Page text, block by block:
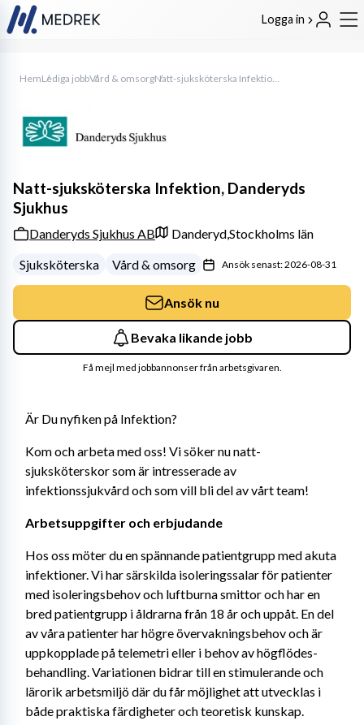
Logga in
HemLediga jobbVård & omsorg Natt-sjuksköterska Infektion, Danderyds Sjukhus
Är Du nyfiken på Infektion?
Kom och arbeta med oss! Vi söker nu natt-
sjuksköterskor som är intresserade av
infektionssjukvård och som vill bli del av vårt team!
Arbetsuppgifter och erbjudande
Hos oss möter du en spännande patientgrupp med akuta
infektioner. Vi har särskilda isoleringssalar för patienter
med isoleringsbehov och luftburna smittor och har en
bred patientgrupp i åldrarna från 18 år och uppåt. En del
av våra patienter har högre övervakningsbehov och är
uppkopplade på telemetri eller i behov av högflödes-
behandling. Variationen bidrar till en stimulerande och
lärorik arbetsmiljö där du får möjlighet att utvecklas i
både praktiska färdigheter och teoretisk kunskap.
Natt-sjuksköterska Infektion, Danderyds
Sjukhus
Danderyds Sjukhus AB Danderyd,Stockholms län
Sjuksköterska
Vård & omsorg Ansök senast: 2026-08-31
Ansök nu
Bevaka likande jobb
Få mejl med jobbannonser från arbetsgivaren.